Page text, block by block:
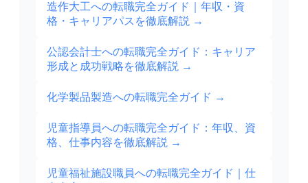
造作大工への転職完全ガイド｜年収・資
格・キャリアパスを徹底解説 →
公認会計士への転職完全ガイド：キャリア
形成と成功戦略を徹底解説 →
化学製品製造への転職完全ガイド →
児童指導員への転職完全ガイド：年収、資
格、仕事内容を徹底解説 →
児童福祉施設職員への転職完全ガイド｜仕